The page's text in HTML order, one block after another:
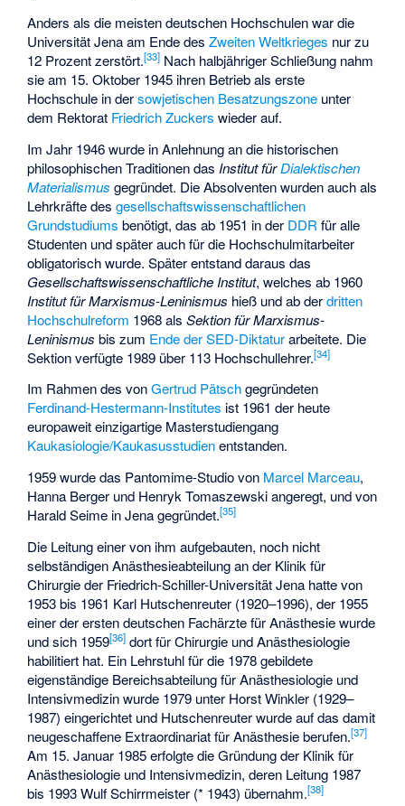
Anders als die meisten deutschen Hochschulen war die
Universität Jena am Ende desZweiten Weltkrieges nur zu
12 Prozent zerstört.[33] Nach halbjähriger Schließung nahm
sie am 15. Oktober 1945 ihren Betrieb als erste
Hochschule in dersowjetischen Besatzungszone unter
dem Rektorat Friedrich Zuckers wieder auf.
Im Jahr 1946 wurde in Anlehnung an die historischen
philosophischen Traditionen das Institut fürDialektischen
Materialismus gegründet. Die Absolventen wurden auch als
Lehrkräfte desgesellschaftswissenschaftlichen
Grundstudiums benötigt, das ab 1951 in der DDR für alle
Studenten und später auch für die Hochschulmitarbeiter
obligatorisch wurde. Später entstand daraus das
Gesellschaftswissenschaftliche Institut, welches ab 1960
Institut für Marxismus-Leninismus hieß und ab derdritten
Hochschulreform 1968 alsSektion für Marxismus-
Leninismus bis zum Ende der SED-Diktaturarbeitete. Die
Sektion verfügte 1989 über 113 Hochschullehrer.[34]
Im Rahmen des vonGertrud Pätschgegründeten
Ferdinand-Hestermann-Institutes ist 1961 der heute
europaweit einzigartige Masterstudiengang
Kaukasiologie/Kaukasusstudienentstanden.
1959 wurde das Pantomime-Studio von Marcel Marceau,
Hanna Berger und Henryk Tomaszewski angeregt, und von
Harald Seime in Jena gegründet.[35]
Die Leitung einer von ihm aufgebauten, noch nicht
selbständigen Anästhesieabteilung an der Klinik für
Chirurgie der Friedrich-Schiller-Universität Jena hatte von
1953 bis 1961 Karl Hutschenreuter (1920–1996), der 1955
einer der ersten deutschen Fachärzte für Anästhesie wurde
und sich 1959[36] dort für Chirurgie und Anästhesiologie
habilitiert hat. Ein Lehrstuhl für die 1978 gebildete
eigenständige Bereichsabteilung für Anästhesiologie und
Intensivmedizin wurde 1979 unter Horst Winkler (1929–
1987) eingerichtet und Hutschenreuter wurde auf das damit
neugeschaffene Extraordinariat für Anästhesie berufen.[37]
Am 15. Januar 1985 erfolgte die Gründung der Klinik für
Anästhesiologie und Intensivmedizin, deren Leitung 1987
bis 1993 Wulf Schirrmeister (* 1943) übernahm.[38]